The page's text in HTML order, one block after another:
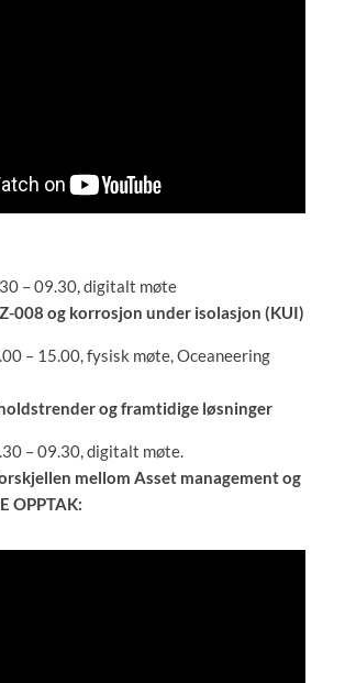
– 09.30, digitalt møte
008 og korrosjon under isolasjon (KUI)
– 15.00, fysisk møte, Oceaneering
og framtidige løsninger
– 09.30, digitalt møte.
mellom Asset management og
OPPTAK: